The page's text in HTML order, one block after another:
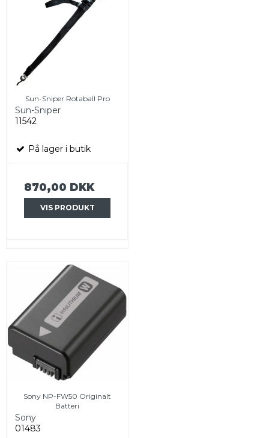
Sun-Sniper Rotaball Pro
Sun-Sniper
11542
På lager i butik
870,00 DKK
VIS PRODUKT
Sony NP-FW50 Originalt
Batteri
Sony
01483